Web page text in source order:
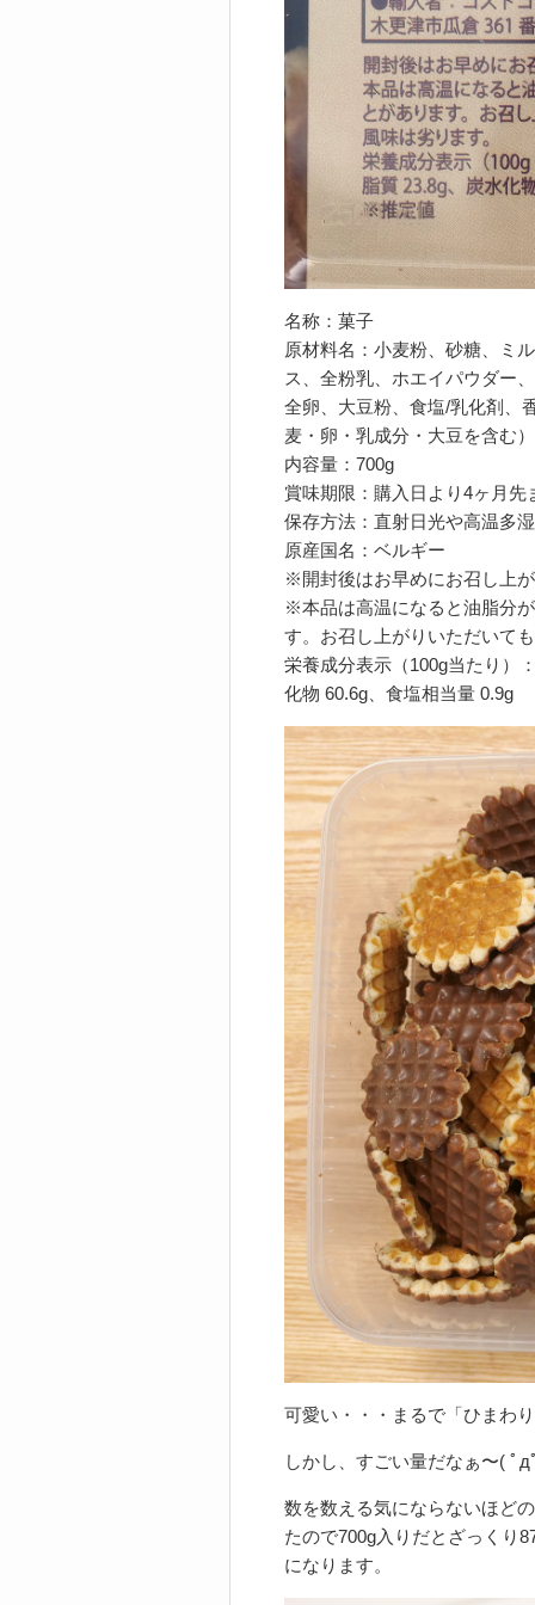
名称：菓子
原材料名：小麦粉、砂糖、ミ
ス、全粉乳、ホエイパウダー
全卵、大豆粉、食塩/乳化剤、
麦・卵・乳成分・大豆を含む）
内容量：700g
賞味期限：購入日より4ヶ月先
保存方法：直射日光や高温多
原産国名：ベルギー
※開封後はお早めにお召し上
※本品は高温になると油脂分
す。お召し上がりいただいて
栄養成分表示（100g当たり）
化物 60.6g、食塩相当量 0.9g
可愛い・・・まるで「ひまわ
しかし、すごい量だなぁ〜( ﾟд
数を数える気にならないほど
たので700g入りだとざっくり
になります。